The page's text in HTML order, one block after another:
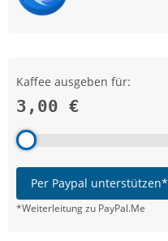
Kaffee ausgeben für:
3,00 €
Per Paypal unterstützen*
*Weiterleitung zu PayPal.Me